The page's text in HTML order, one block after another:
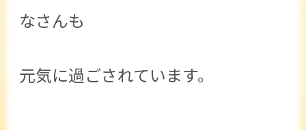
なさんも
元気に過ごされています。